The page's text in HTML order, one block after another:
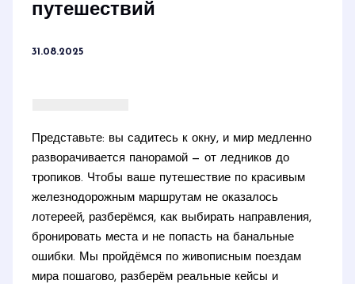
путешествий
31.08.2025
Представьте: вы садитесь к окну, и мир медленно
разворачивается панорамой — от ледников до
тропиков. Чтобы ваше путешествие по красивым
железнодорожным маршрутам не оказалось
лотереей, разберёмся, как выбирать направления,
бронировать места и не попасть на банальные
ошибки. Мы пройдёмся по живописным поездам
мира пошагово, разберём реальные кейсы и